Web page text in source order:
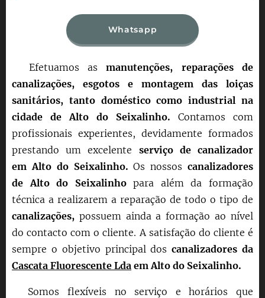
Whatsapp
Efetuamos asmanutenções, reparações de
canalizações, esgotos e montagem das loiças
sanitários, tanto doméstico como industrial na
cidade de Alto do Seixalinho. Contamos com
profissionais experientes, devidamente formados
prestando um excelente serviço de canalizador
em Alto do Seixalinho. Os nossoscanalizadores
de Alto do Seixalinhopara além da formação
técnica a realizarem a reparação de todo o tipo de
canalizações, possuem ainda a formação ao nível
do contacto com o cliente. A satisfação do cliente é
sempre o objetivo principal doscanalizadores da
Cascata Fluorescente Lda em Alto do Seixalinho.
Somos flexíveis no serviço e horários que